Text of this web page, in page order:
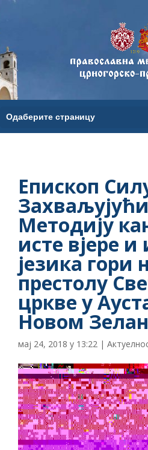
Епископ
Методију
исте вјере и
језика гори
престолу
цркве у
Новом
мај 24, 2018 у 13:22 |